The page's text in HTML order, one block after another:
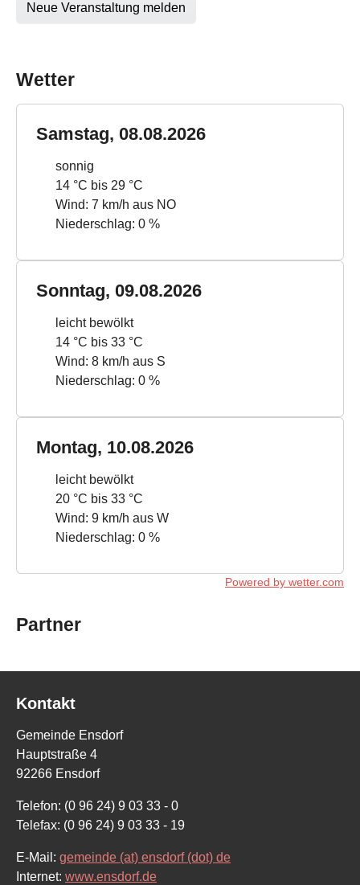
Neue Veranstaltung melden
Wetter
Samstag, 08.08.2026
sonnig
14 °C bis 29 °C
Wind: 7 km/h aus NO
Niederschlag: 0 %
Sonntag, 09.08.2026
leicht bewölkt
14 °C bis 33 °C
Wind: 8 km/h aus S
Niederschlag: 0 %
Montag, 10.08.2026
leicht bewölkt
20 °C bis 33 °C
Wind: 9 km/h aus W
Niederschlag: 0 %
Powered by wetter.com
Partner
Kontakt
Gemeinde Ensdorf
Hauptstraße 4
92266 Ensdorf
Telefon: (0 96 24) 9 03 33 - 0
Telefax: (0 96 24) 9 03 33 - 19
E-Mail: gemeinde (at) ensdorf (dot) de
Internet: www.ensdorf.de